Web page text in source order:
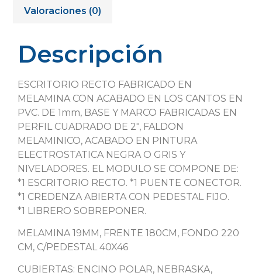
Valoraciones (0)
Descripción
ESCRITORIO RECTO FABRICADO EN
MELAMINA CON ACABADO EN LOS CANTOS EN
PVC. DE 1mm, BASE Y MARCO FABRICADAS EN
PERFIL CUADRADO DE 2″, FALDON
MELAMINICO, ACABADO EN PINTURA
ELECTROSTATICA NEGRA O GRIS Y
NIVELADORES. EL MODULO SE COMPONE DE:
*1 ESCRITORIO RECTO. *1 PUENTE CONECTOR.
*1 CREDENZA ABIERTA CON PEDESTAL FIJO.
*1 LIBRERO SOBREPONER.
MELAMINA 19MM, FRENTE 180CM, FONDO 220
CM, C/PEDESTAL 40X46
CUBIERTAS: ENCINO POLAR, NEBRASKA,